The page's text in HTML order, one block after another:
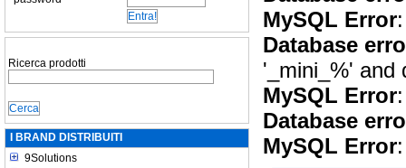
Ricerca prodotti
I BRAND DISTRIBUITI
9Solutions
MySQL Error
Database
'_mini_%' and
MySQL Error
Database
MySQL Error